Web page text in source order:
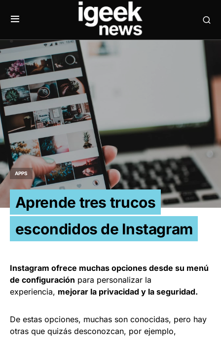
APPS
Aprende tres trucos
escondidos de Instagram
Instagram ofrece muchas opciones desde su menú
de configuración para personalizar la
experiencia, mejorar la privacidad y la seguridad.
De estas opciones, muchas son conocidas, pero hay
otras que quizás desconozcan, por ejemplo,